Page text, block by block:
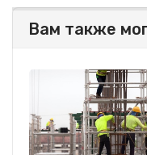
Вам также